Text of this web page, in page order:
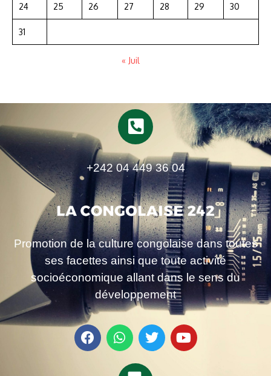
24 25 26 27 28 29 30
31
« Juil
+242 04 449 36 04
Promotion de la culture congolaise dans toutes
ses facettes ainsi que toute activité
socioéconomique allant dans le sens du
développement